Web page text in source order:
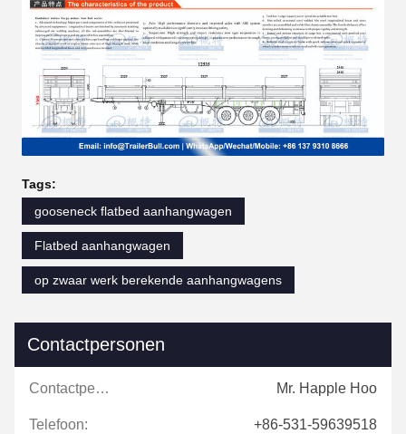
Tags:
gooseneck flatbed aanhangwagen
Flatbed aanhangwagen
op zwaar werk berekende aanhangwagens
Contactpersonen
Contactpersonen: Mr. Happle Hoo
Telefoon: +86-531-59639518